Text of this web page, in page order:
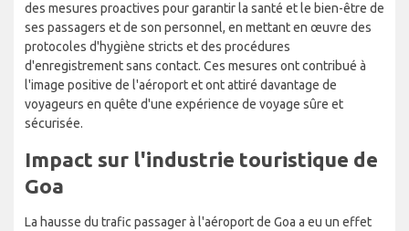
des mesures proactives pour garantir la santé et le bien-être de
ses passagers et de son personnel, en mettant en œuvre des
protocoles d'hygiène stricts et des procédures
d'enregistrement sans contact. Ces mesures ont contribué à
l'image positive de l'aéroport et ont attiré davantage de
voyageurs en quête d'une expérience de voyage sûre et
sécurisée.
Impact sur l'industrie touristique de
Goa
La hausse du trafic passager à l'aéroport de Goa a eu un effet